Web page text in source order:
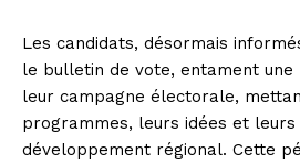
Les candidats, désormais
le bulletin de vote, entament une
leur campagne électorale,
programmes, leurs idées et leurs
développement régional. Cette